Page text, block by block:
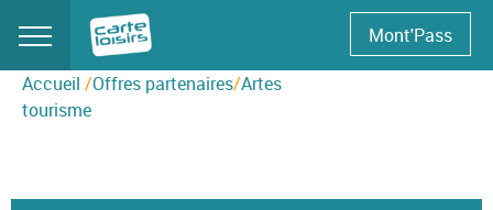
content
Mont'Pass
Accueil /Offres partenaires/Artes
tourisme